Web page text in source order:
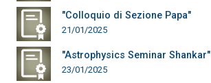
"Colloquio di Sezione Papa"
21/01/2025
"Astrophysics Seminar Shankar"
23/01/2025